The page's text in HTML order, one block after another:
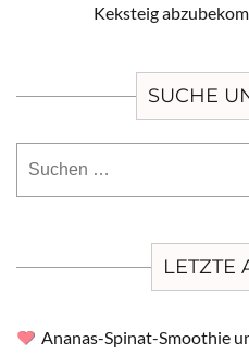
Keksteig
SUCHE
LETZTE
Ananas-Spinat-Smoothie